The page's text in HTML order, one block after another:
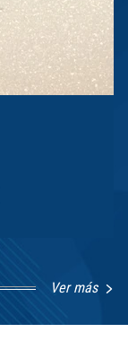
Ver más